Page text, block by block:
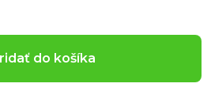
do košíka